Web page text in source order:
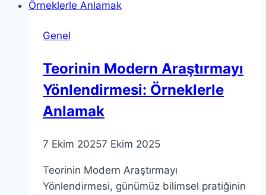
Nedir?
Genel
Teorinin Modern Araştırmayı
Yönlendirmesi: Örneklerle
Anlamak
7 Ekim 20257 Ekim 2025
Teorinin Modern Araştırmayı
Yönlendirmesi, günümüz bilimsel pratiğinin